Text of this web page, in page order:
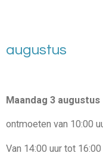
augustus
Maandag 3
ontmoeten van 1 0:00
Van 14:00 uur tot 16:00